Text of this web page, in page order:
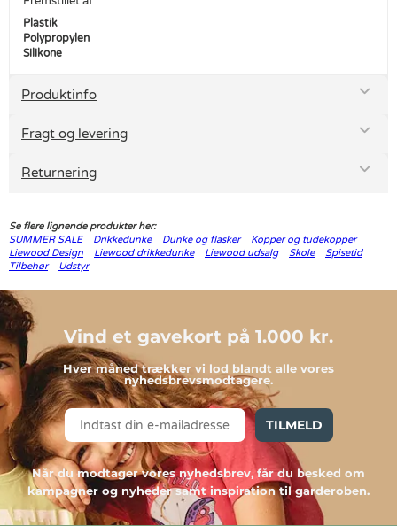
Plastik
Polypropylen
Silikone
Produktinfo
Fragt og levering
Returnering
Se flere lignende produkter her:
SUMMER SALE
Drikkedunke Dunke og flasker
Kopper og tudekopper
Liewood Design
Liewood drikkedunke Liewood udsalg Skole
Spisetid
Tilbehør
Udstyr
Vind et gavekort på 1.000 kr.
Hver måned trækker vi lod blandt alle vores
nyhedsbrevsmodtagere.
TILMELD
Når du modtager vores nyhedsbrev, får du besked om
kampagner og nyheder samt inspiration til garderoben.